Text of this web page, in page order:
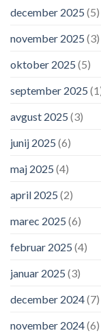
december 2025 (5)
november 2025 (3)
oktober 2025 (5)
september 2025
avgust 2025 (3)
junij 2025 (6)
maj 2025 (4)
april 2025 (2)
marec 2025 (6)
februar 2025 (4)
januar 2025 (3)
december 2024(7)
november 2024(6)